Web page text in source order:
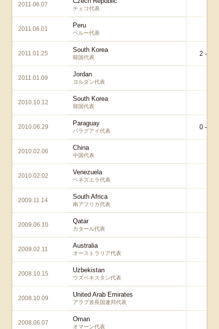
2011.06.07
チェコ代表
2011.06.01 Peru
ペルー代表
2011.01.25 South Korea
韓国代表 2 – 2
2011.01.09 Jordan
ヨルダン代表
2010.10.12 South Korea
韓国代表
2010.06.29 Paraguay
パラグアイ代表 0 – 0
2010.02.06 China
中国代表
2010.02.02 Venezuela
ベネズエラ代表
2009.11.14 South Africa
南アフリカ代表
2009.06.10 Qatar
カタール代表
2009.02.11 Australia
オーストラリア代表
2008.10.15 Uzbekistan
ウズベキスタン代表
2008.10.09 United Arab Emirates
アラブ首長国連邦代表
2008.06.07 Oman
オマーン代表